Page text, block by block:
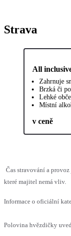
Strava
All
Zahrnuje
Brzká či
Lehké
Místní
v ceně
Čas stravování a
které majitel nemá vliv.
Informace o oficiální
Polovina hvězdičky